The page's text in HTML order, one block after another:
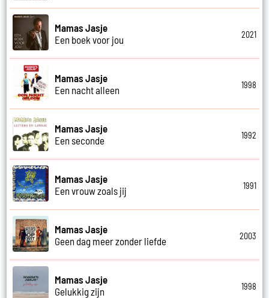
Mamas Jasje
Een boek voor jou
2021
Mamas Jasje
Een nacht alleen
1998
Mamas Jasje
Een seconde
1992
Mamas Jasje
Een vrouw zoals jij
1991
Mamas Jasje
Geen dag meer zonder liefde
2003
Mamas Jasje
Gelukkig zijn
1998